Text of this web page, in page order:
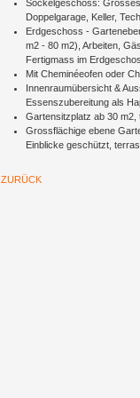
Sockelgeschoss:
Doppelgarage, Keller,
Erdgeschoss -
m2 - 80 m2), Arbeiten,
Fertigmass im
Mit Cheminéeofen oder
Innenraumübersicht &
Essenszubereitung als
Gartensitzplatz ab 30 m2,
Grossflächige ebene
Einblicke geschützt,
ZURÜCK